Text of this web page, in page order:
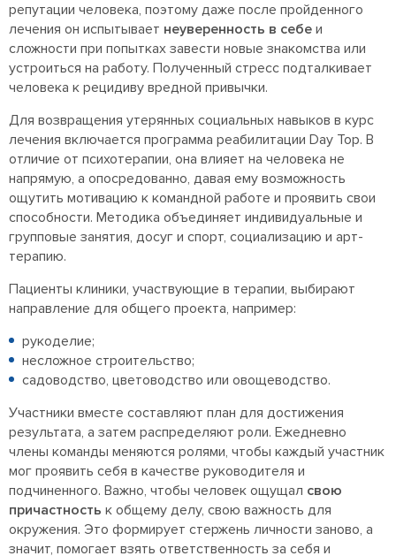
репутации человека, поэтому даже после пройденного
лечения он испытывает неуверенность в себе и
сложности при попытках завести новые знакомства или
устроиться на работу. Полученный стресс подталкивает
человека к рецидиву вредной привычки.
Для возвращения утерянных социальных навыков в курс
лечения включается программа реабилитации Day Top. В
отличие от психотерапии, она влияет на человека не
напрямую, а опосредованно, давая ему возможность
ощутить мотивацию к командной работе и проявить свои
способности. Методика объединяет индивидуальные и
групповые занятия, досуг и спорт, социализацию и арт-
терапию.
Пациенты клиники, участвующие в терапии, выбирают
направление для общего проекта, например:
рукоделие;
несложное строительство;
садоводство, цветоводство или овощеводство.
Участники вместе составляют план для достижения
результата, а затем распределяют роли. Ежедневно
члены команды меняются ролями, чтобы каждый участник
мог проявить себя в качестве руководителя и
подчиненного. Важно, чтобы человек ощущал свою
причастность к общему делу, свою важность для
окружения. Это формирует стержень личности заново, а
значит, помогает взять ответственность за себя и